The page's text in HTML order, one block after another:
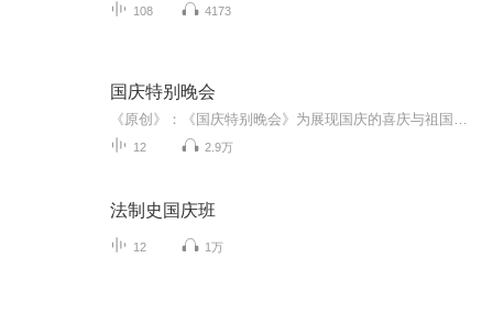
108 4173
国庆特别晚会
12 2.9万
法制史国庆班
12 1万